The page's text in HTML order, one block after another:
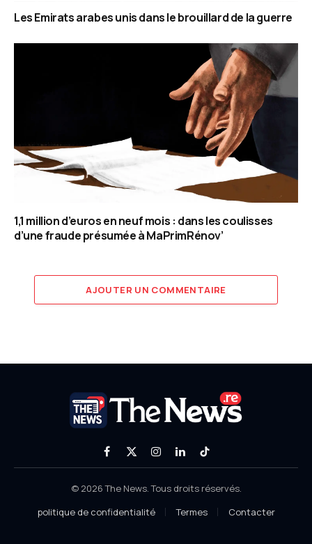
Les Emirats arabes unis dans le brouillard de la guerre
1,1 million d’euros en neuf mois : dans les coulisses
d’une fraude présumée à MaPrimRénov’
AJOUTER UN COMMENTAIRE
Facebook
X
(Twitter)
Instagram
LinkedInTikTok
© 2026 The News. Tous droits réservés.
politique de confidentialité
Termes Contacter